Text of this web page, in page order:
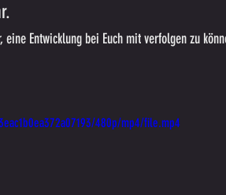
Entwicklung bei Euch mit verfolgen zu
480p/mp4/file.mp4